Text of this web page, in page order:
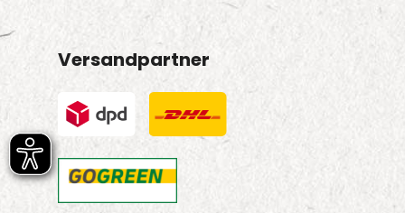
Versandpartner